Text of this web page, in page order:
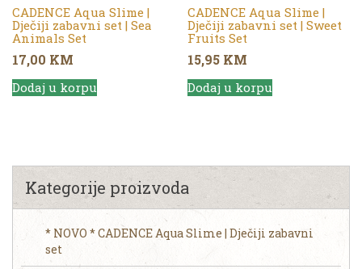
CADENCE Aqua Slime |
Dječiji zabavni set | Sea
Animals Set
17,00 KM
Dodaj u korpu
CADENCE Aqua Slime |
Dječiji zabavni set | Sweet
Fruits Set
15,95 KM
Dodaj u korpu
Kategorije proizvoda
* NOVO * CADENCE Aqua Slime | Dječiji zabavni
set